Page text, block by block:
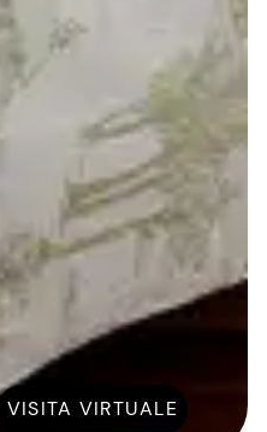
VISITA VIRTUALE